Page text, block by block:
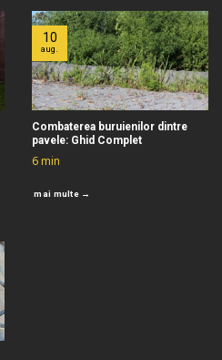
Combaterea buruienilor dintre
pavele: Ghid Complet
6min
mai multe →
10
aug.